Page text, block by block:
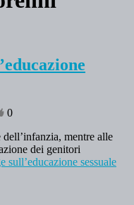
0
mentre alle
dei genitori
sull’educazione sessuale